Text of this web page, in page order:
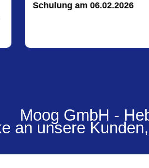
Wir suchen
Moog GmbH -
an unsere